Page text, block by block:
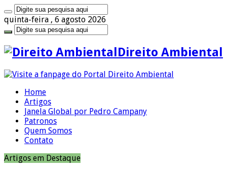
quinta-feira , 6 agosto 2026
Direito Ambiental
Home
Artigos
Janela Global por Pedro Campany
Patronos
Quem Somos
Contato
Artigos em Destaque